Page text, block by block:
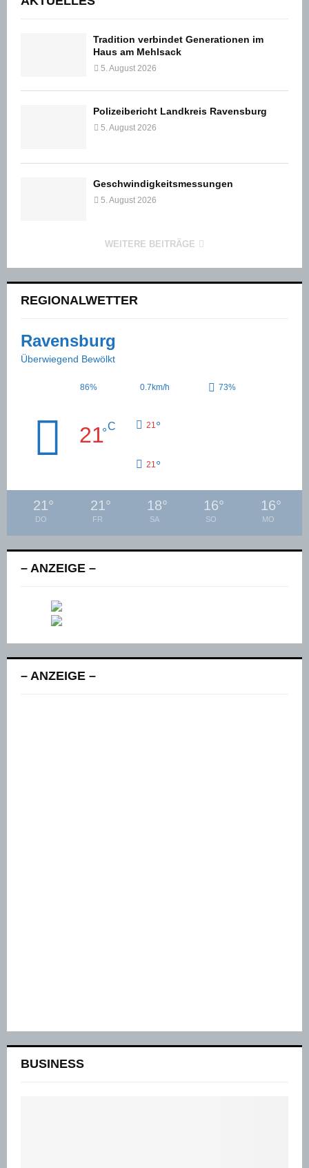
Tradition verbindet Generationen im
Haus am Mehlsack
5. August 2026
Polizeibericht Landkreis Ravensburg
5. August 2026
Geschwindigkeitsmessungen
5. August 2026
WEITERE BEITRÄGE
REGIONALWETTER
Ravensburg
Überwiegend Bewölkt
86% 0.7km/h 73%
21°C 21°
21°
21°
DO
21°
FR
18°
SA
16°
SO
16°
MO
– ANZEIGE –
– ANZEIGE –
BUSINESS